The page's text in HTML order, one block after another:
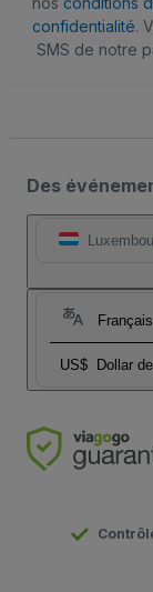
confidentialité.
SMS de notre
Des
US$ Dollar